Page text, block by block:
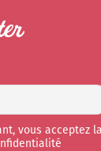
vous acceptez la